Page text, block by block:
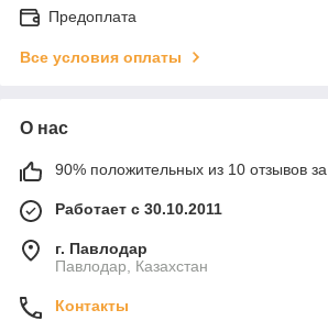
Предоплата
Все условия оплаты
О нас
90% положительных из 10 отзывов за
Работает с 30.10.2011
г. Павлодар
Павлодар, Казахстан
Контакты